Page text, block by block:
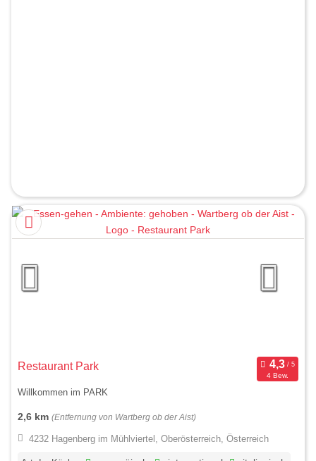
Restaurant Park
4 Bew.
Willkommen im PARK
2,6 km (Entfernung von Wartberg ob der Aist)
4232 Hagenberg im Mühlviertel, Oberösterreich, Österreich